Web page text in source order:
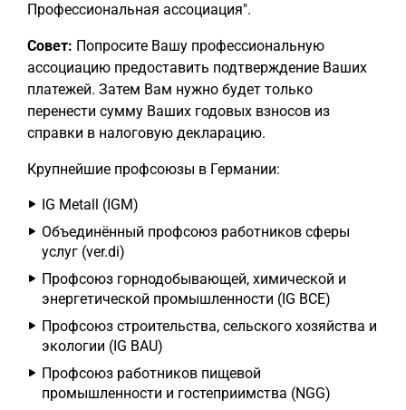
Профессиональная ассоциация".
Совет: Попросите Вашу профессиональную
ассоциацию предоставить подтверждение Ваших
платежей. Затем Вам нужно будет только
перенести сумму Ваших годовых взносов из
справки в налоговую декларацию.
Крупнейшие профсоюзы в Германии:
IG Metall (IGM)
Объединённый профсоюз работников сферы
услуг (ver.di)
Профсоюз горнодобывающей, химической и
энергетической промышленности (IG BCE)
Профсоюз строительства, сельского хозяйства и
экологии (IG BAU)
Профсоюз работников пищевой
промышленности и гостеприимства (NGG)